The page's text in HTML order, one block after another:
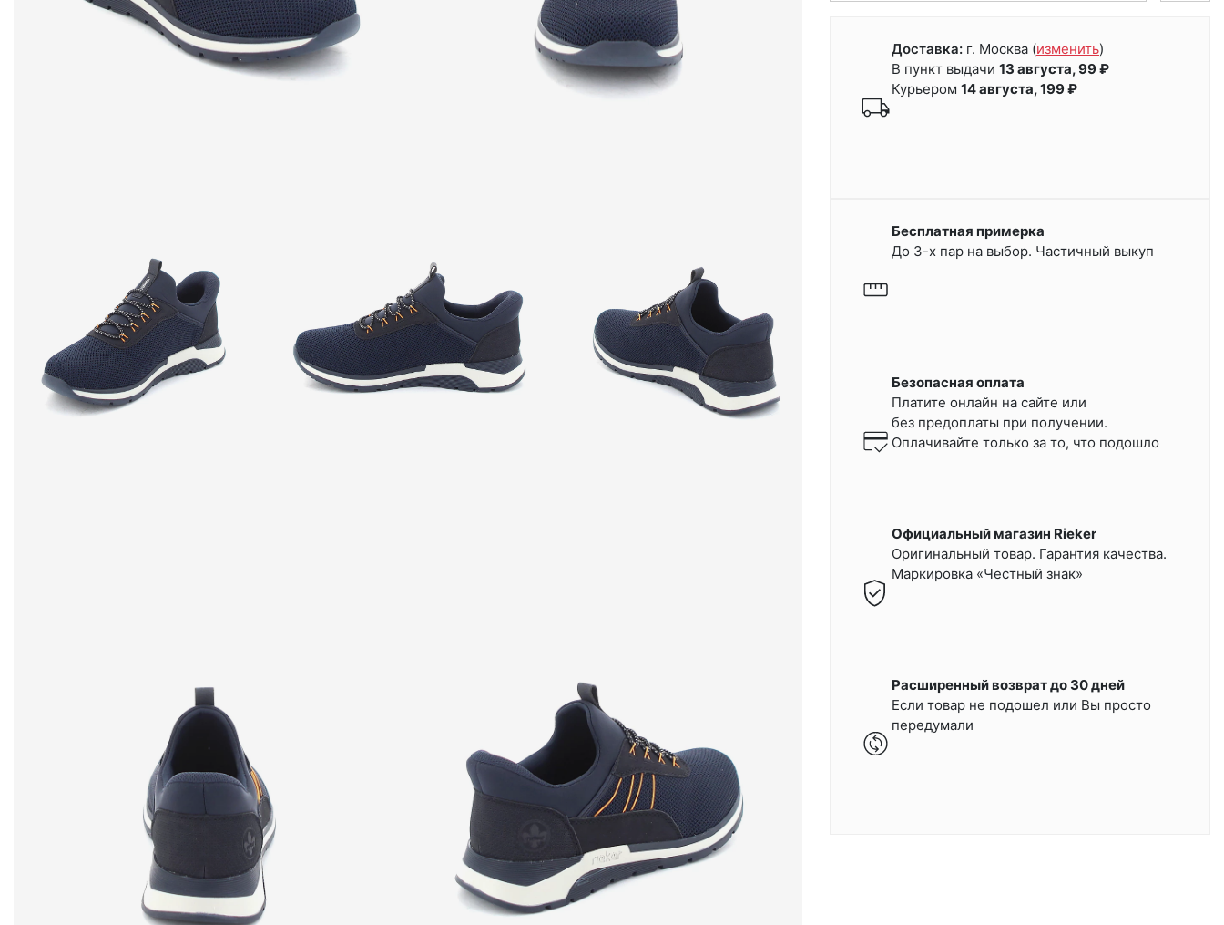
Доставка: г. Москва (изменить)
В пункт выдачи 13 августа, 99 ₽
Курьером 14 августа, 199 ₽
Бесплатная примерка
До 3-х пар на выбор. Частичный выкуп
Безопасная оплата
Платите онлайн на сайте или
без предоплаты при получении.
Оплачивайте только за то, что подошло
Официальный магазин Rieker
Оригинальный товар. Гарантия качества.
Маркировка «Честный знак»
Расширенный возврат до 30 дней
Если товар не подошел или Вы просто
передумали